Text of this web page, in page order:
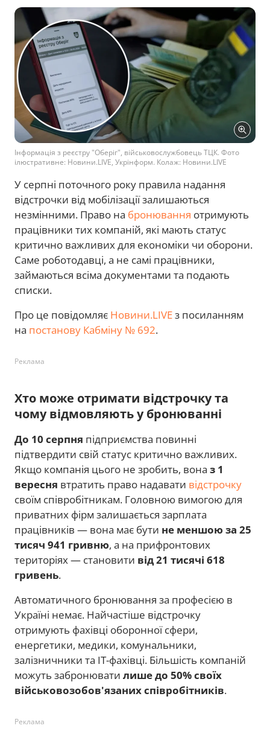
Інформація з реєстру "Оберіг", військовослужбовець ТЦК. Фото
ілюстративне: Новини.LIVE, Укрінформ. Колаж: Новини.LIVE
У серпні поточного року правила надання
відстрочки від мобілізації залишаються
незмінними. Право на бронювання отримують
працівники тих компаній, які мають статус
критично важливих для економіки чи оборони.
Саме роботодавці, а не самі працівники,
займаються всіма документами та подають
списки.
Про це повідомляє Новини.LIVEз посиланням
на постанову Кабміну № 692.
Реклама
Хто може отримати відстрочку та
чому відмовляють у бронюванні
До 10 серпня підприємства повинні
підтвердити свій статус критично важливих.
Якщо компанія цього не зробить, вона з 1
вересня втратить право надавати відстрочку
своїм співробітникам. Головною вимогою для
приватних фірм залишається зарплата
працівників — вона має бути не меншою за 25
тисяч 941 гривню, а на прифронтових
територіях — становити від 21 тисячі 618
гривень.
Автоматичного бронювання за професією в
Україні немає. Найчастіше відстрочку
отримують фахівці оборонної сфери,
енергетики, медики, комунальники,
залізничники та IT-фахівці. Більшість компаній
можуть забронювати лише до 50% своїх
військовозобов'язаних співробітників.
Реклама